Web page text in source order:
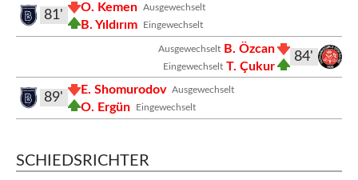
Ausgewechselt
O. Kemen
Eingewechselt
B. Yıldırım
81'
84'
Ausgewechselt B. Özcan
Eingewechselt T. Çukur
Ausgewechselt
E. Shomurodov
Eingewechselt
O. Ergün
89'
SCHIEDSRICHTER